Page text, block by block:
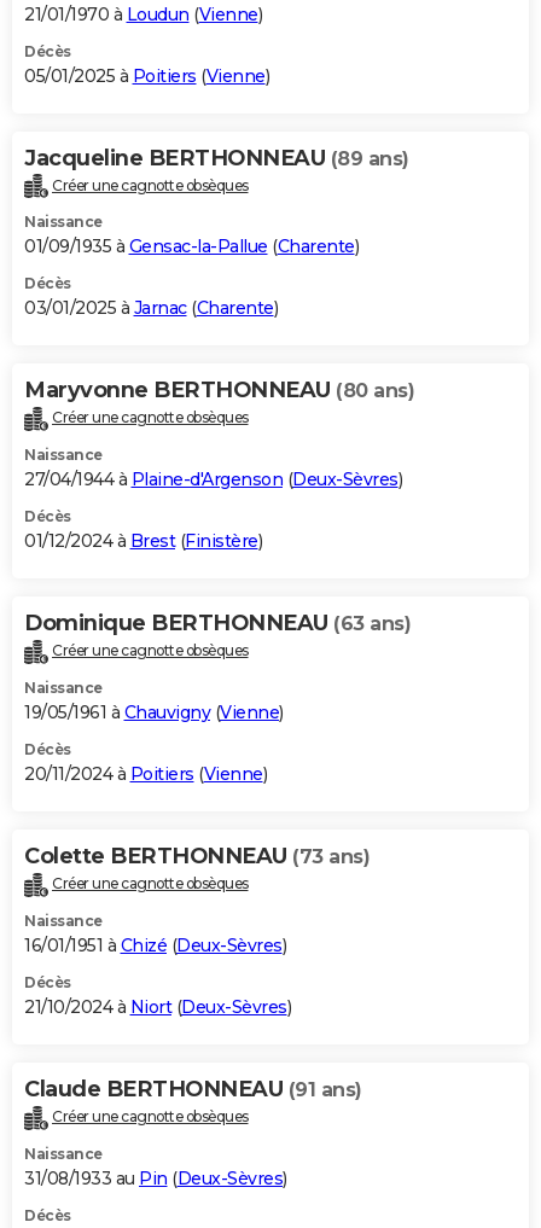
21/01/1970 à Loudun (Vienne)
Décès
05/01/2025 à Poitiers (Vienne)
Jacqueline BERTHONNEAU (89 ans)
Créer une cagnotte obsèques
Naissance
01/09/1935 à Gensac-la-Pallue (Charente)
Décès
03/01/2025 à Jarnac(Charente)
Maryvonne BERTHONNEAU (80 ans)
Créer une cagnotte obsèques
Naissance
27/04/1944 à Plaine-d'Argenson (Deux-Sèvres)
Décès
01/12/2024 à Brest(Finistère)
Dominique BERTHONNEAU (63 ans)
Créer une cagnotte obsèques
Naissance
19/05/1961 à Chauvigny(Vienne)
Décès
20/11/2024 à Poitiers (Vienne)
Colette BERTHONNEAU (73 ans)
Créer une cagnotte obsèques
Naissance
16/01/1951 à Chizé (Deux-Sèvres)
Décès
21/10/2024 à Niort(Deux-Sèvres)
Claude BERTHONNEAU (91 ans)
Créer une cagnotte obsèques
Naissance
31/08/1933 au Pin (Deux-Sèvres)
Décès